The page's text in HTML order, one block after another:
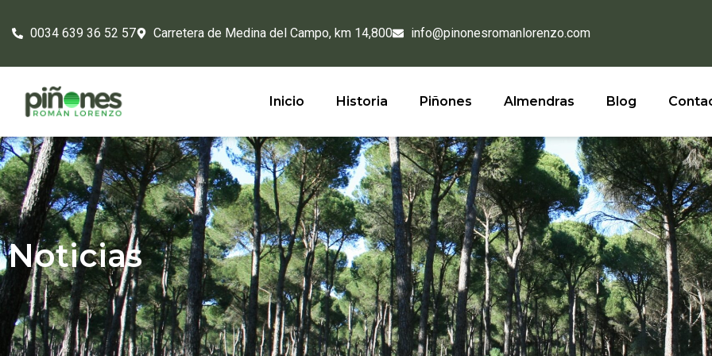
0034 639 36 52 57 Carretera de Medina del Campo, km 14,800 info@pinonesromanlorenzo.com
Inicio Historia Piñones Almendras Blog
Noticias